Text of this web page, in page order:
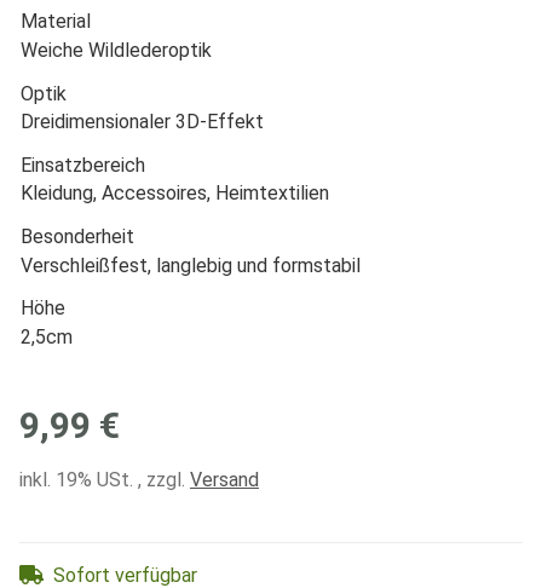
Material
Weiche Wildlederoptik
Optik
Dreidimensionaler 3D-Effekt
Einsatzbereich
Kleidung, Accessoires, Heimtextilien
Besonderheit
Verschleißfest, langlebig und formstabil
Höhe
2,5cm
9,99 €
inkl. 19% USt. , zzgl. Versand
Sofort verfügbar